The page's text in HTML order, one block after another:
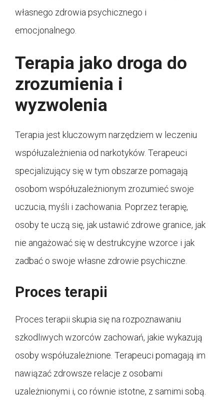
własnego zdrowia psychicznego i
emocjonalnego.
Terapia jako droga do
zrozumienia i
wyzwolenia
Terapia jest kluczowym narzędziem w leczeniu
współuzależnienia od narkotyków. Terapeuci
specjalizujący się w tym obszarze pomagają
osobom współuzależnionym zrozumieć swoje
uczucia, myśli i zachowania. Poprzez terapię,
osoby te uczą się, jak ustawić zdrowe granice, jak
nie angażować się w destrukcyjne wzorce i jak
zadbać o swoje własne zdrowie psychiczne.
Proces terapii
Proces terapii skupia się na rozpoznawaniu
szkodliwych wzorców zachowań, jakie wykazują
osoby współuzależnione. Terapeuci pomagają im
nawiązać zdrowsze relacje z osobami
uzależnionymi i, co równie istotne, z samimi sobą.